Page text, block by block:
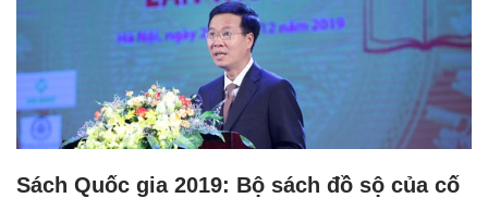
Sách Quốc gia 2019: Bộ sách đồ sộ của cố